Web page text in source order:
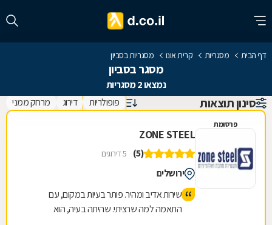
דף הבית מסגריות קרית אונו מסגריות בסביון
מסגר בסביון
נמצאו 2 מסגריות
סינון תוצאות פופולריות דירוג מרחק ממני
פרסומת
ZONE STEEL
(5) 5 דירוגים
ירושלים
שירות אדיב ומהיר. פותר בעיות במקום, עם
התאמה למה שרציתי. שהיתה בעיה, הוא